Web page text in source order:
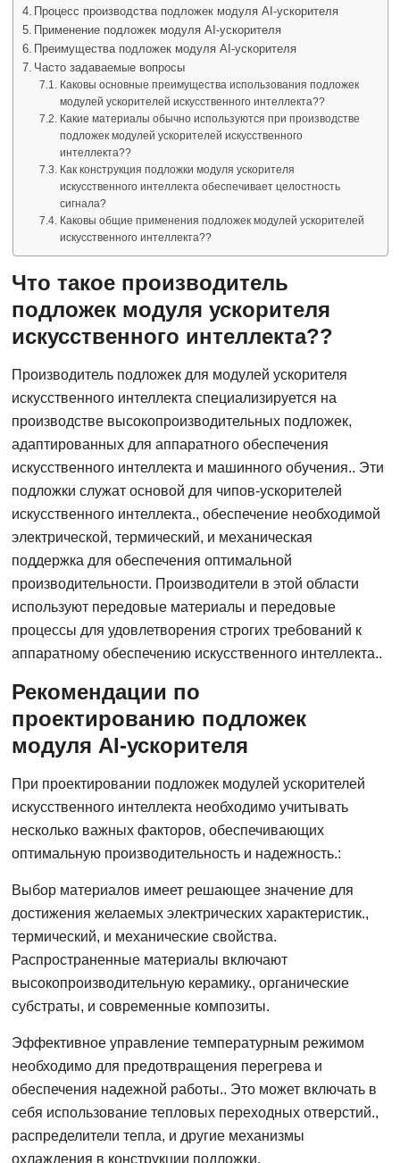
Процесс производства подложек модуля AI-ускорителя
Применение подложек модуля AI-ускорителя
Преимущества подложек модуля AI-ускорителя
Часто задаваемые вопросы
Каковы основные преимущества использования подложек
модулей ускорителей искусственного интеллекта??
Какие материалы обычно используются при производстве
подложек модулей ускорителей искусственного
интеллекта??
Как конструкция подложки модуля ускорителя
искусственного интеллекта обеспечивает целостность
сигнала?
Каковы общие применения подложек модулей ускорителей
искусственного интеллекта??
Что такое производитель
подложек модуля ускорителя
искусственного интеллекта??
Производитель подложек для модулей ускорителя
искусственного интеллекта специализируется на
производстве высокопроизводительных подложек,
адаптированных для аппаратного обеспечения
искусственного интеллекта и машинного обучения.. Эти
подложки служат основой для чипов-ускорителей
искусственного интеллекта., обеспечение необходимой
электрической, термический, и механическая
поддержка для обеспечения оптимальной
производительности. Производители в этой области
используют передовые материалы и передовые
процессы для удовлетворения строгих требований к
аппаратному обеспечению искусственного интеллекта..
Рекомендации по
проектированию подложек
модуля AI-ускорителя
При проектировании подложек модулей ускорителей
искусственного интеллекта необходимо учитывать
несколько важных факторов, обеспечивающих
оптимальную производительность и надежность.:
Выбор материалов имеет решающее значение для
достижения желаемых электрических характеристик.,
термический, и механические свойства.
Распространенные материалы включают
высокопроизводительную керамику., органические
субстраты, и современные композиты.
Эффективное управление температурным режимом
необходимо для предотвращения перегрева и
обеспечения надежной работы.. Это может включать в
себя использование тепловых переходных отверстий.,
распределители тепла, и другие механизмы
охлаждения в конструкции подложки.